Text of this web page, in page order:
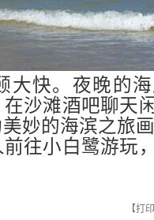
大快。夜晚的
沙滩酒吧聊天
妙的海滨之旅
往小白鹭游玩
【打